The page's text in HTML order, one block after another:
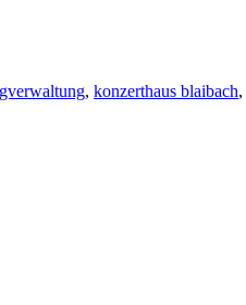
, konzerthaus blaibach,